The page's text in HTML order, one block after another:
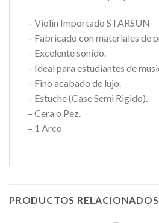
– Violin Importado STARSUN
– Fabricado con materiales de
– Excelente sonido.
– Ideal para estudiantes de
– Fino acabado de lujo.
– Estuche (Case Semi Rigido).
– Cera o Pez.
– 1 Arco
PRODUCTOS RELACIONADOS